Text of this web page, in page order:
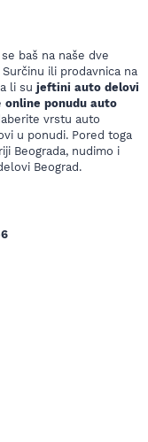
baš na naše dve
ili prodavnica na
li su jeftini auto delovi
online ponudu auto
vrstu auto
u ponudi. Pored toga
Beograda, nudimo i
Beograd.